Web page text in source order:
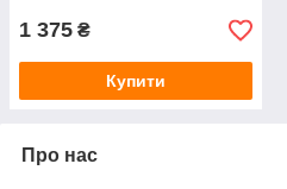
1 375 ₴
Купити
Про нас